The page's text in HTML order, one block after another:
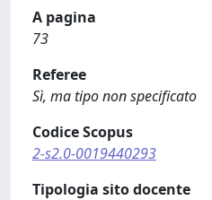
A pagina
73
Referee
Sì, ma tipo non specificato
Codice Scopus
2-s2.0-0019440293
Tipologia sito docente